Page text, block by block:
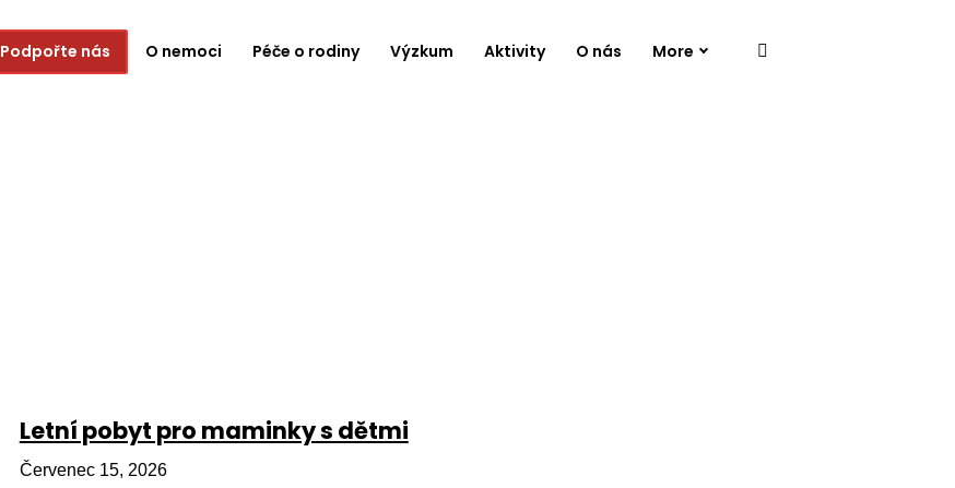
Podpořte nás O nemoci Péče o rodiny Výzkum Aktivity O nás More
Letní pobyt pro maminky s dětmi
Červenec 15, 2026